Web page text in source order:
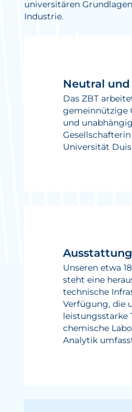
Veranstaltungen
Publikationen
Awards und
universitären
Industrie.
Neutral
Das ZBT
gemeinnützige
und
Universität
Ausstattung
Unseren etwa
steht eine
technische
Verfügung, die
leistungsstarke
chemische
Analytik